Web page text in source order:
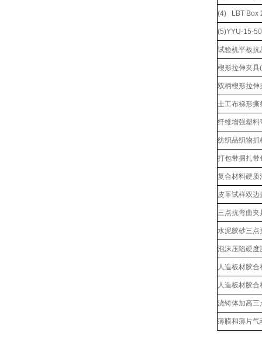
(4) LBT Box
(5)YYU-15-
试验机平板抗
楔形拉伸夹
双柄楔形拉
士工布梯形撕
纤维增强塑料
纺织品织物抓
打包带捆扎带
复合材料硬质
皮革试样双边
三点抗弯曲夹
水泥胶砂三点
泡沫压陷硬度
人造板材胶
人造板材胶
浇铸体加高三
薄膜和薄片